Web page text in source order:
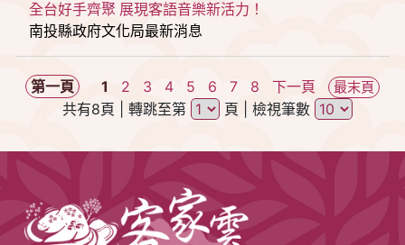
全台好手齊聚 展現客語音樂新活力！
南投縣政府文化局最新消息
第一頁 1 2 3 4 5 6 7 8 下一頁 最末頁
共有8頁 | 轉跳至第 頁 | 檢視筆數